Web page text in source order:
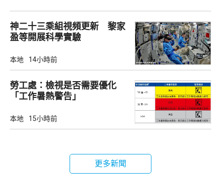
神二十三乘組視頻更新 黎家
盈等開展科學實驗
本地 14小時前
勞工處：檢視是否需要優化
「工作暑熱警告」
本地 15小時前
更多新聞